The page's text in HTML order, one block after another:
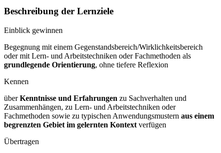
Beschreibung der Lernziele
Einblick gewinnen
Begegnung mit einem Gegenstandsbereich/Wirklichkeitsbereich
oder mit Lern- und Arbeitstechniken oder Fachmethoden als
grundlegende Orientierung, ohne tiefere Reflexion
Kennen
überKenntnisse und Erfahrungen zu Sachverhalten und
Zusammenhängen, zu Lern- und Arbeitstechniken oder
Fachmethoden sowie zu typischen Anwendungsmustern aus einem
begrenzten Gebiet im gelernten Kontext verfügen
Übertragen